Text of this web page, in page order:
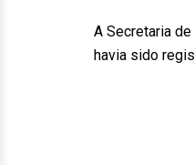
A Secretaria
havia sido